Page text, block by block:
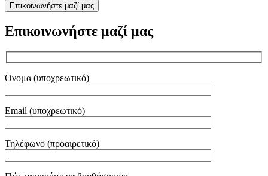
Επικοινωνήστε μαζί μας
Επικοινωνήστε μαζί μας
Όνομα (υποχρεωτικό)
Email (υποχρεωτικό)
Τηλέφωνο (προαιρετικό)